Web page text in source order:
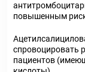
повышенным
спровоцировать
пациентов